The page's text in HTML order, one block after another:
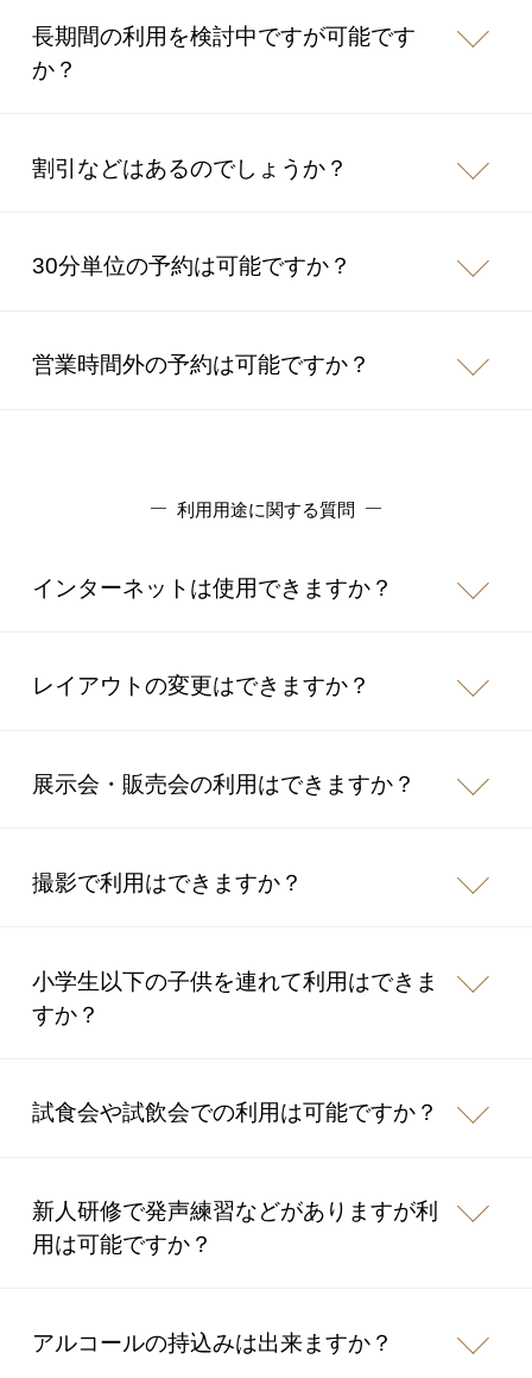
長期間の利用を検討中ですが可能です
か？
割引などはあるのでしょうか？
30分単位の予約は可能ですか？
営業時間外の予約は可能ですか？
利用用途に関する質問
インターネットは使用できますか？
レイアウトの変更はできますか？
展示会・販売会の利用はできますか？
撮影で利用はできますか？
小学生以下の子供を連れて利用はできま
すか？
試食会や試飲会での利用は可能ですか？
新人研修で発声練習などがありますが利
用は可能ですか？
アルコールの持込みは出来ますか？